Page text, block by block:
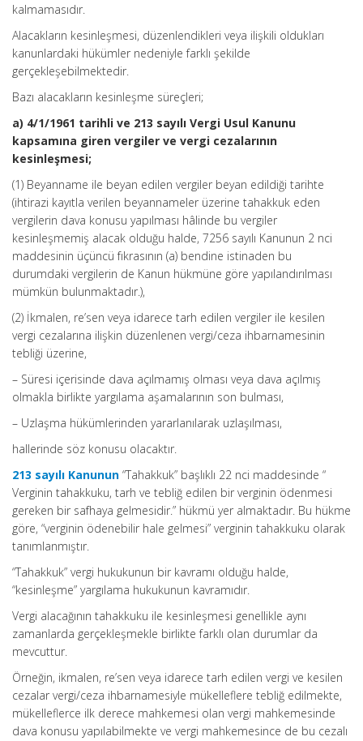
kalmamasıdır.
Alacakların kesinleşmesi, düzenlendikleri veya ilişkili oldukları
kanunlardaki hükümler nedeniyle farklı şekilde
gerçekleşebilmektedir.
Bazı alacakların kesinleşme süreçleri;
a) 4/1/1961 tarihli ve 213 sayılı Vergi Usul Kanunu
kapsamına giren vergiler ve vergi cezalarının
kesinleşmesi;
(1) Beyanname ile beyan edilen vergiler beyan edildiği tarihte
(ihtirazi kayıtla verilen beyannameler üzerine tahakkuk eden
vergilerin dava konusu yapılması hâlinde bu vergiler
kesinleşmemiş alacak olduğu halde, 7256 sayılı Kanunun 2 nci
maddesinin üçüncü fıkrasının (a) bendine istinaden bu
durumdaki vergilerin de Kanun hükmüne göre yapılandırılması
mümkün bulunmaktadır.),
(2) İkmalen, re’sen veya idarece tarh edilen vergiler ile kesilen
vergi cezalarına ilişkin düzenlenen vergi/ceza ihbarnamesinin
tebliği üzerine,
– Süresi içerisinde dava açılmamış olması veya dava açılmış
olmakla birlikte yargılama aşamalarının son bulması,
– Uzlaşma hükümlerinden yararlanılarak uzlaşılması,
hallerinde söz konusu olacaktır.
213 sayılı Kanunun “Tahakkuk” başlıklı 22 nci maddesinde “
Verginin tahakkuku, tarh ve tebliğ edilen bir verginin ödenmesi
gereken bir safhaya gelmesidir.” hükmü yer almaktadır. Bu hükme
göre, “verginin ödenebilir hale gelmesi” verginin tahakkuku olarak
tanımlanmıştır.
“Tahakkuk” vergi hukukunun bir kavramı olduğu halde,
“kesinleşme” yargılama hukukunun kavramıdır.
Vergi alacağının tahakkuku ile kesinleşmesi genellikle aynı
zamanlarda gerçekleşmekle birlikte farklı olan durumlar da
mevcuttur.
Örneğin, ikmalen, re’sen veya idarece tarh edilen vergi ve kesilen
cezalar vergi/ceza ihbarnamesiyle mükelleflere tebliğ edilmekte,
mükelleflerce ilk derece mahkemesi olan vergi mahkemesinde
dava konusu yapılabilmekte ve vergi mahkemesince de bu cezalı